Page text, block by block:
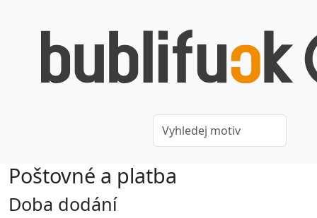
Poštovné a platba
Doba dodání